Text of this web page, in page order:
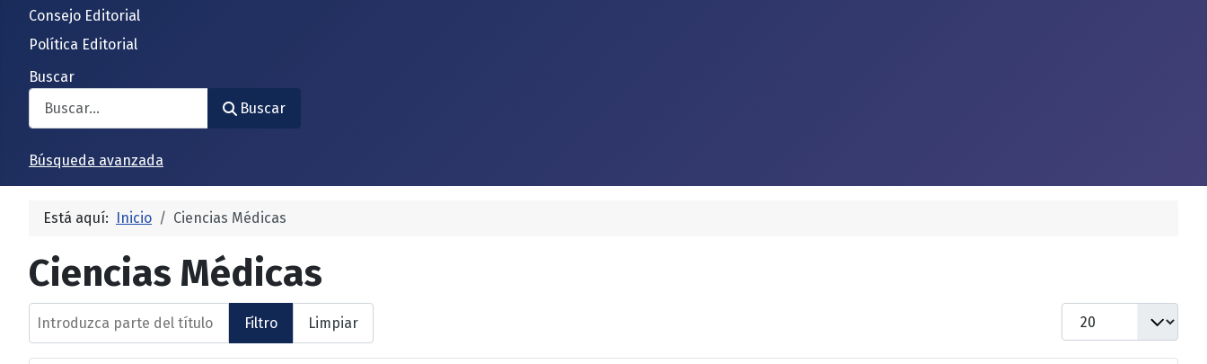
Consejo Editorial
Política Editorial
Buscar
Buscar
Búsqueda avanzada
Está aquí: Inicio Ciencias Médicas
Ciencias Médicas
Introduzca parte del título
Filtro Limpiar
Cantidad